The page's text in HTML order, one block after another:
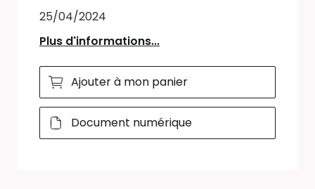
25/04/2024
Plus d'informations...
Ajouter à mon panier
Document numérique